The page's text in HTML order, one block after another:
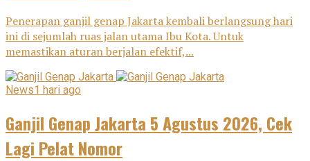
Penerapan ganjil genap Jakarta kembali berlangsung hari
ini di sejumlah ruas jalan utama Ibu Kota. Untuk
memastikan aturan berjalan efektif,...
News1 hari ago
Ganjil Genap Jakarta 5 Agustus 2026, Cek
Lagi Pelat Nomor